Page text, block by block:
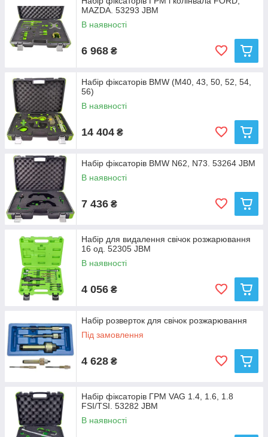
MAZDA. 53293 JBM
В наявності
6 968 ₴
Набір фіксаторів BMW (M40, 43, 50, 52, 54,
56)
В наявності
14 404 ₴
Набір фіксаторів BMW N62, N73. 53264 JBM
В наявності
7 436 ₴
Набір для видалення свічок розжарювання
16 од. 52305 JBM
В наявності
4 056 ₴
Набір розверток для свічок розжарювання
Під замовлення
4 628 ₴
Набір фіксаторів ГРМ VAG 1.4, 1.6, 1.8
FSI/TSI. 53282 JBM
В наявності